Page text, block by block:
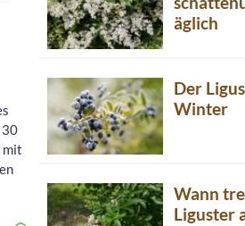
30
mit
äglich
Der
Winter
Wann
Liguster